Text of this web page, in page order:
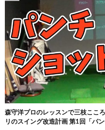
森守洋プロのレッスンで三枝ここ
リのスイング改造計画 第1回「パ